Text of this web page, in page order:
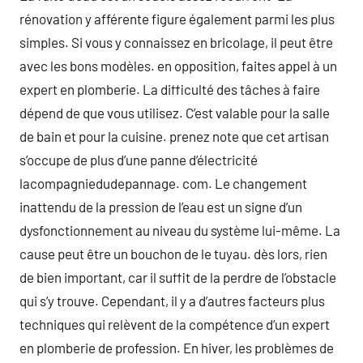
rénovation y afférente figure également parmi les plus
simples. Si vous y connaissez en bricolage, il peut être
avec les bons modèles. en opposition, faites appel à un
expert en plomberie. La difficulté des tâches à faire
dépend de que vous utilisez. C’est valable pour la salle
de bain et pour la cuisine. prenez note que cet artisan
s’occupe de plus d’une panne d’électricité
lacompagniedudepannage. com. Le changement
inattendu de la pression de l’eau est un signe d’un
dysfonctionnement au niveau du système lui-même. La
cause peut être un bouchon de le tuyau. dès lors, rien
de bien important, car il suffit de la perdre de l’obstacle
qui s’y trouve. Cependant, il y a d’autres facteurs plus
techniques qui relèvent de la compétence d’un expert
en plomberie de profession. En hiver, les problèmes de